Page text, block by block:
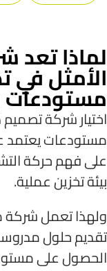
لماذا تعد
الأمثل في
مستودعات
اختيارشركة تصميم
مستودعاتيعتمد
على فهم حركة
بيئة تخزين عملية.
ولهذا تعمل شركة
تقديم حلول
الحصول على